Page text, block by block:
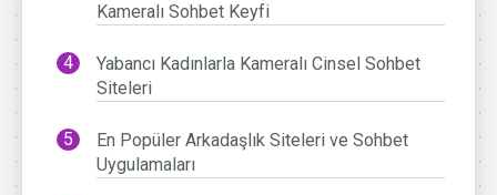
Kameralı Sohbet Keyfi
Yabancı Kadınlarla Kameralı Cinsel Sohbet
Siteleri
En Popüler Arkadaşlık Siteleri ve Sohbet
Uygulamaları